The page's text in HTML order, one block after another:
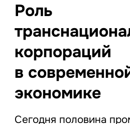
Роль
корпораций
в
экономике
Сегодня половина